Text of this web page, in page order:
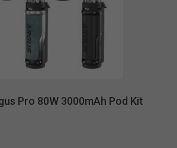
Pro 80W 3000mAh Pod Kit